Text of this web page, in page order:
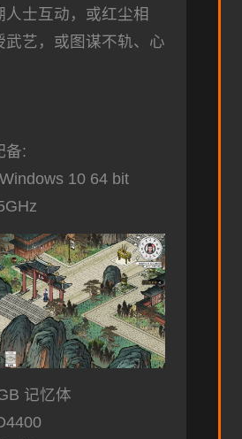
人士互动，或红尘相
武艺，或图谋不轨、心
备:
10 64 bit
记忆体